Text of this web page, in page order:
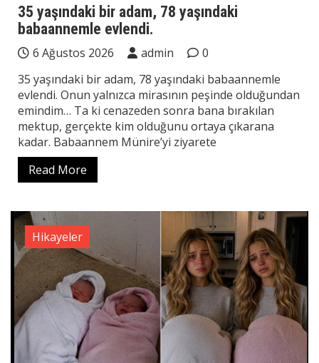
35 yaşındaki bir adam, 78 yaşındaki
babaannemle evlendi.
6 Ağustos 2026 admin
0
35 yaşındaki bir adam, 78 yaşındaki babaannemle
evlendi. Onun yalnızca mirasının peşinde olduğundan
emindim… Ta ki cenazeden sonra bana bırakılan
mektup, gerçekte kim olduğunu ortaya çıkarana
kadar. Babaannem Münire’yi ziyarete
Read More
Hikayeler